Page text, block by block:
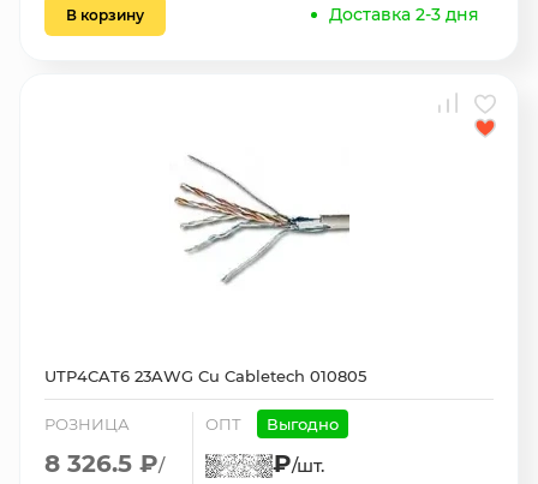
В корзину Доставка 2-3 дня
UTP4CAT6 23AWG Cu Cabletech 010805
РОЗНИЦА
8 326.5 ₽/
ОПТ Выгодно
₽/шт.